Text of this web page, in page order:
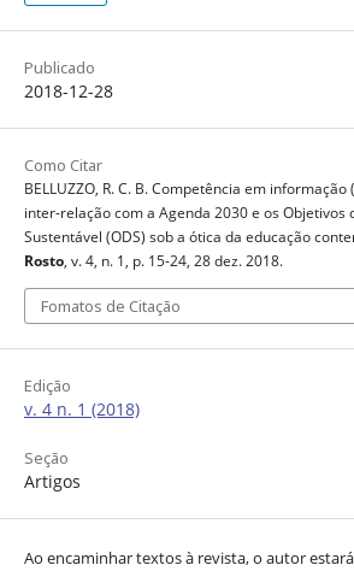
Publicado
2018-12-28
Como Citar
BELLUZZO, R. C. B. Competência em
inter-relação com a Agenda 2030 e os Objetivos
Sustentável (ODS) sob a ótica da educação
Rosto, v. 4, n. 1, p. 15-24, 28 dez. 2018.
Fomatos de Citação
Edição
v. 4 n. 1 (2018)
Seção
Artigos
Ao encaminhar textos à revista, o autor